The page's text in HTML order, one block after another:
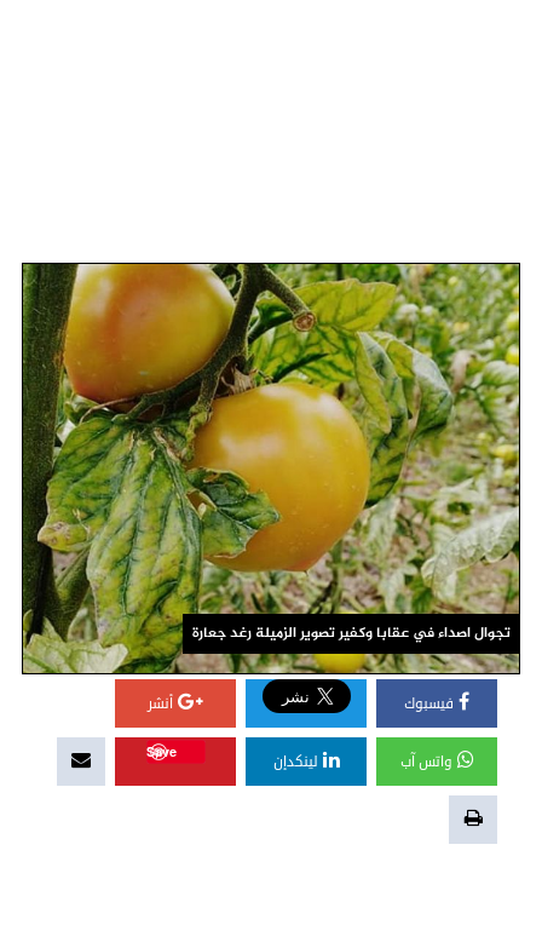
تجوال اصداء في عقابا وكفير تصوير الزميلة رغد جعارة
فيسبوك أنشر
واتس آب لينكدإن
Save